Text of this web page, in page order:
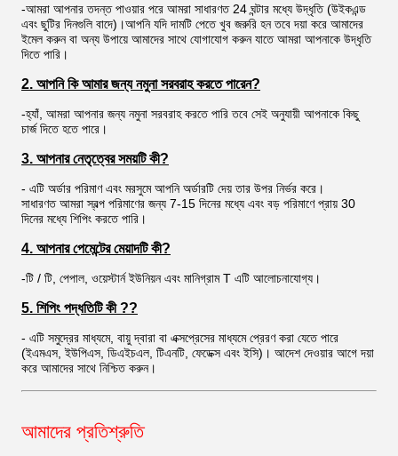
-আমরা আপনার তদন্ত পাওয়ার পরে আমরা সাধারণত 24 ঘন্টার মধ্যে উদ্ধৃতি (উইকএন্ড
এবং ছুটির দিনগুলি বাদে)।আপনি যদি দামটি পেতে খুব জরুরি হন তবে দয়া করে আমাদের
ইমেল করুন বা অন্য উপায়ে আমাদের সাথে যোগাযোগ করুন যাতে আমরা আপনাকে উদ্ধৃতি
দিতে পারি।
2. আপনি কি আমার জন্য নমুনা সরবরাহ করতে পারেন?
-হ্যাঁ, আমরা আপনার জন্য নমুনা সরবরাহ করতে পারি তবে সেই অনুযায়ী আপনাকে কিছু
চার্জ দিতে হতে পারে।
3. আপনার নেতৃত্বের সময়টি কী?
- এটি অর্ডার পরিমাণ এবং মরসুমে আপনি অর্ডারটি দেয় তার উপর নির্ভর করে।
সাধারণত আমরা স্বল্প পরিমাণের জন্য 7-15 দিনের মধ্যে এবং বড় পরিমাণে প্রায় 30
দিনের মধ্যে শিপিং করতে পারি।
4. আপনার পেমেন্টের মেয়াদটি কী?
-টি / টি, পেপাল, ওয়েস্টার্ন ইউনিয়ন এবং মানিগ্রাম T এটি আলোচনাযোগ্য।
5. শিপিং পদ্ধতিটি কী ??
- এটি সমুদ্রের মাধ্যমে, বায়ু দ্বারা বা এক্সপ্রেসের মাধ্যমে প্রেরণ করা যেতে পারে
(ইএমএস, ইউপিএস, ডিএইচএল, টিএনটি, ফেডেক্স এবং ইসি)। আদেশ দেওয়ার আগে দয়া
করে আমাদের সাথে নিশ্চিত করুন।
আমাদের প্রতিশ্রুতি